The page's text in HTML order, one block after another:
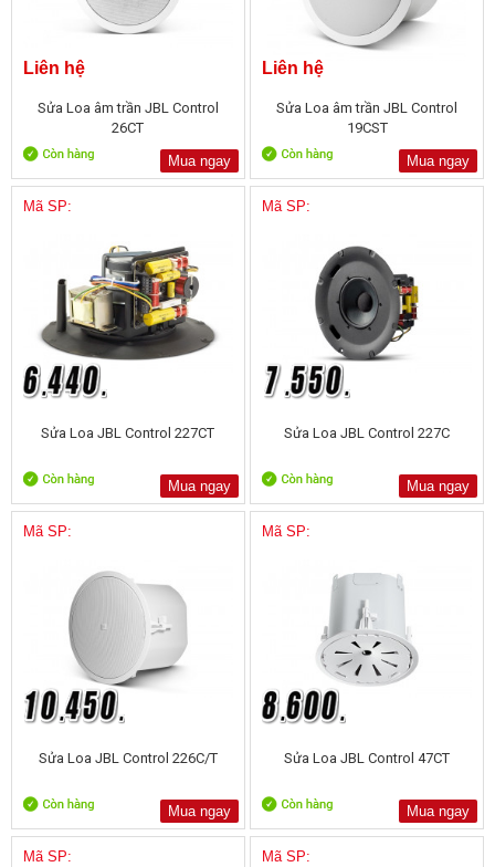
Liên hệ
Sửa Loa âm trần JBL Control
26CT
Mua ngay
Liên hệ
Sửa Loa âm trần JBL Control
19CST
Mua ngay
Mã SP:
Sửa Loa JBL Control 227CT
Mua ngay
Mã SP:
Sửa Loa JBL Control 227C
Mua ngay
Mã SP:
Sửa Loa JBL Control 226C/T
Mua ngay
Mã SP:
Sửa Loa JBL Control 47CT
Mua ngay
Mã SP: Mã SP: